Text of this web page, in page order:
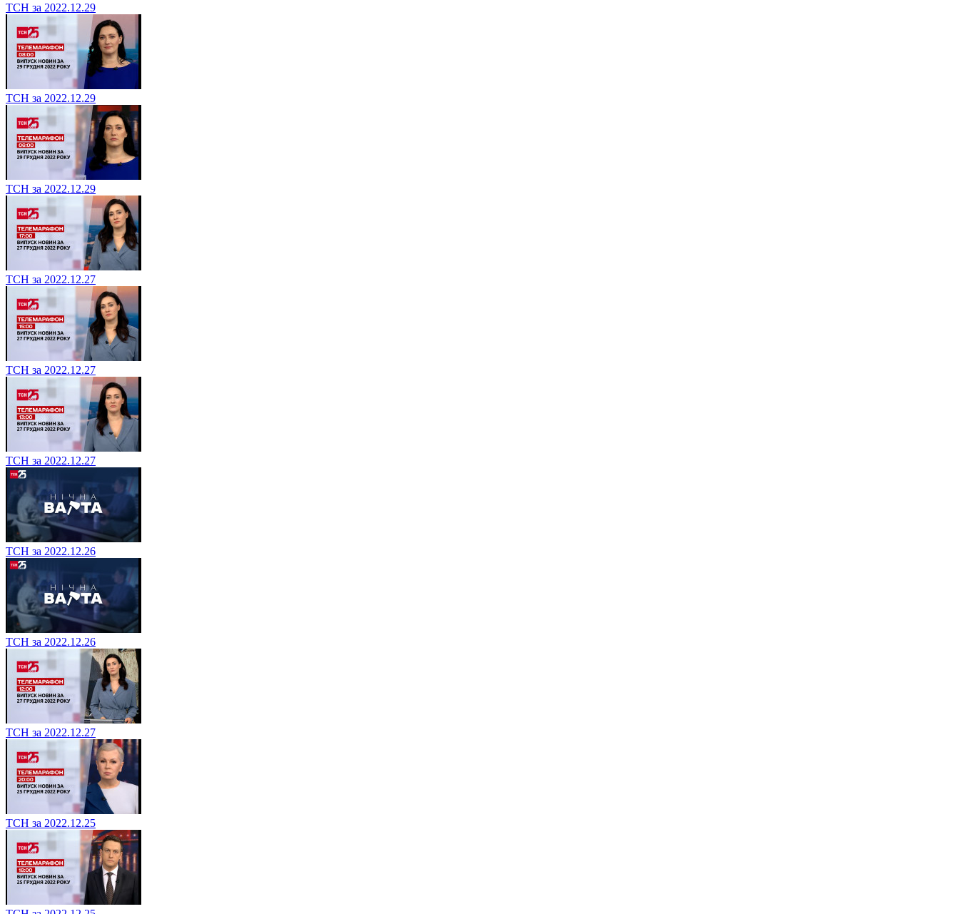
ТСН за 2022.12.29
ТСН за 2022.12.29
ТСН за 2022.12.29
ТСН за 2022.12.27
ТСН за 2022.12.27
ТСН за 2022.12.27
ТСН за 2022.12.26
ТСН за 2022.12.26
ТСН за 2022.12.27
ТСН за 2022.12.25